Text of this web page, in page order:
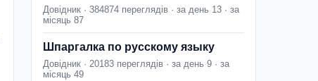
Довідник · 384874 переглядів · за день 13 · за
місяць 87
Шпаргалка по русскому языку
Довідник · 20183 переглядів · за день 9 · за
місяць 49